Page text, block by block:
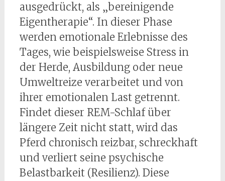
ausgedrückt, als „bereinigende
Eigentherapie“. In dieser Phase
werden emotionale Erlebnisse des
Tages, wie beispielsweise Stress in
der Herde, Ausbildung oder neue
Umweltreize verarbeitet und von
ihrer emotionalen Last getrennt.
Findet dieser REM-Schlaf über
längere Zeit nicht statt, wird das
Pferd chronisch reizbar, schreckhaft
und verliert seine psychische
Belastbarkeit (Resilienz). Diese